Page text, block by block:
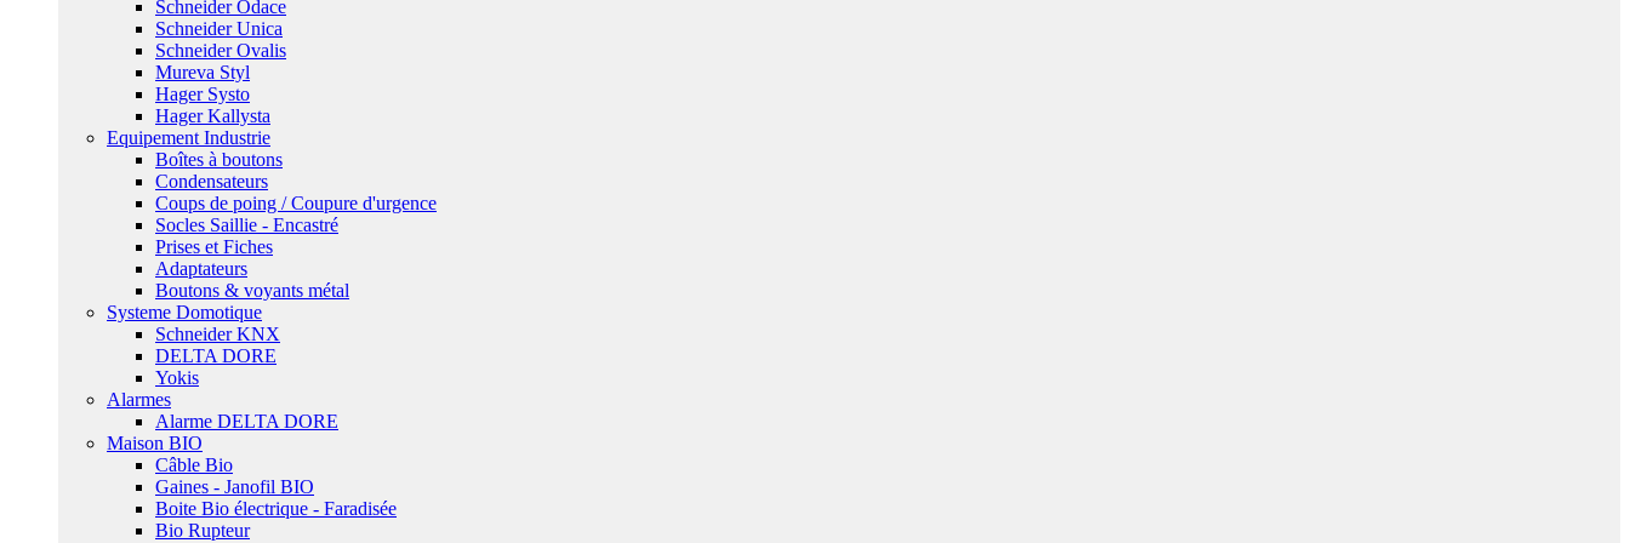
Schneider Odace
Schneider Unica
Schneider Ovalis
Mureva Styl
Hager Systo
Hager Kallysta
Equipement Industrie
Boîtes à boutons
Condensateurs
Coups de poing / Coupure d'urgence
Socles Saillie - Encastré
Prises et Fiches
Adaptateurs
Boutons & voyants métal
Systeme Domotique
Schneider KNX
DELTA DORE
Yokis
Alarmes
Alarme DELTA DORE
Maison BIO
Câble Bio
Gaines - Janofil BIO
Boite Bio électrique - Faradisée
Bio Rupteur